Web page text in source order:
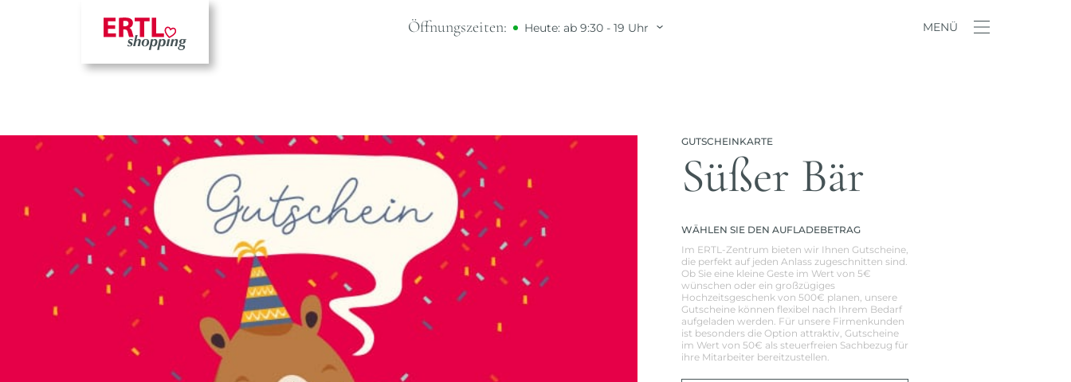
Öffnungszeiten: Heute: ab 9:30 - 19 Uhr MENÜ
GUTSCHEINKARTE
Süßer Bär
WÄHLEN SIE DEN AUFLADEBETRAG
Im ERTL-Zentrum bieten wir Ihnen Gutscheine,
die perfekt auf jeden Anlass zugeschnitten sind.
Ob Sie eine kleine Geste im Wert von 5€
wünschen oder ein großzügiges
Hochzeitsgeschenk von 500€ planen, unsere
Gutscheine können flexibel nach Ihrem Bedarf
aufgeladen werden. Für unsere Firmenkunden
ist besonders die Option attraktiv, Gutscheine
im Wert von 50€ als steuerfreien Sachbezug für
ihre Mitarbeiter bereitzustellen.